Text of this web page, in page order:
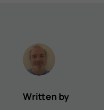
Written by